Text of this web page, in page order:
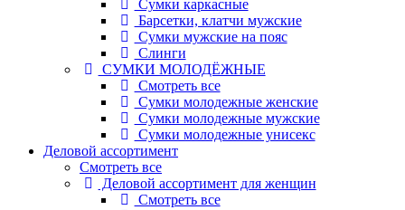
Сумки каркасные
Барсетки, клатчи мужские
Сумки мужские на пояс
Слинги
СУМКИ МОЛОДЁЖНЫЕ
Смотреть все
Сумки молодежные женские
Сумки молодежные мужские
Сумки молодежные унисекс
Деловой ассортимент
Смотреть все
Деловой ассортимент для женщин
Смотреть все